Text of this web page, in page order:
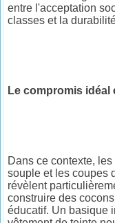
entre l'acceptation
classes et la
Le compromis idéal
Dans ce contexte,
souple et les coupes
révèlent
construire des
éducatif. Un basique